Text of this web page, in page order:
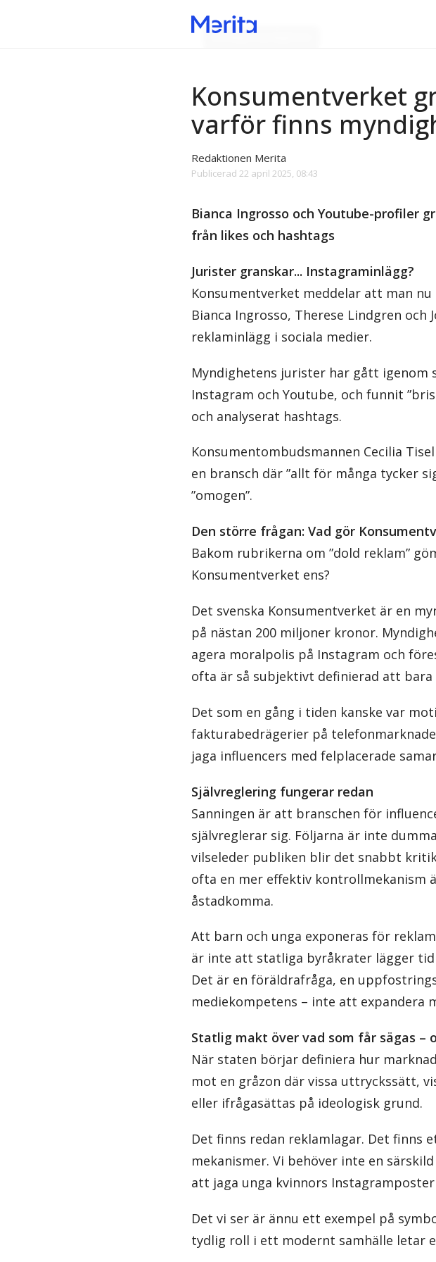
Onödiga myndigheter
Konsumentverket
varför finns
Redaktionen Merita
Publicerad 22 april 2025, 08:43
Bianca Ingrosso och Youtube-profiler
från likes och hashtags
Jurister granskar... Instagraminlägg?
Konsumentverket meddelar att man
Bianca Ingrosso, Therese Lindgren och
reklaminlägg i sociala medier.
Myndighetens jurister har gått
Instagram och Youtube, och funnit
och analyserat hashtags.
Konsumentombudsmannen Cecilia
en bransch där ”allt för många tycker
”omogen”.
Den större frågan: Vad gör
Bakom rubrikerna om ”dold reklam”
Konsumentverket ens?
Det svenska Konsumentverket är en
på nästan 200 miljoner kronor.
agera moralpolis på Instagram och
ofta är så subjektivt definierad att bara
Det som en gång i tiden kanske var
fakturabedrägerier på
jaga influencers med felplacerade
Självreglering fungerar redan
Sanningen är att branschen för
självreglerar sig. Följarna är inte
vilseleder publiken blir det snabbt
ofta en mer effektiv kontrollmekanism
åstadkomma.
Att barn och unga exponeras för
är inte att statliga byråkrater lägger
Det är en föräldrafråga, en
mediekompetens – inte att expandera
Statlig makt över vad som får sägas –
När staten börjar definiera hur
mot en gråzon där vissa uttryckssätt,
eller ifrågasättas på ideologisk grund.
Det finns redan reklamlagar. Det finns
mekanismer. Vi behöver inte en
att jaga unga kvinnors
Det vi ser är ännu ett exempel på
tydlig roll i ett modernt samhälle letar